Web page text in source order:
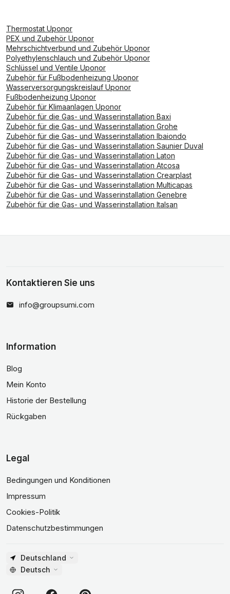
Thermostat Uponor
PEX und Zubehör Uponor
Mehrschichtverbund und Zubehör Uponor
Polyethylenschlauch und Zubehör Uponor
Schlüssel und Ventile Uponor
Zubehör für Fußbodenheizung Uponor
Wasserversorgungskreislauf Uponor
Fußbodenheizung Uponor
Zubehör für Klimaanlagen Uponor
Zubehör für die Gas- und Wasserinstallation Baxi
Zubehör für die Gas- und Wasserinstallation Grohe
Zubehör für die Gas- und Wasserinstallation Ibaiondo
Zubehör für die Gas- und Wasserinstallation Saunier Duval
Zubehör für die Gas- und Wasserinstallation Laton
Zubehör für die Gas- und Wasserinstallation Atcosa
Zubehör für die Gas- und Wasserinstallation Crearplast
Zubehör für die Gas- und Wasserinstallation Multicapas
Zubehör für die Gas- und Wasserinstallation Genebre
Zubehör für die Gas- und Wasserinstallation Italsan
Kontaktieren Sie uns
info@groupsumi.com
Information
Blog
Mein Konto
Historie der Bestellung
Rückgaben
Legal
Bedingungen und Konditionen
Impressum
Cookies-Politik
Datenschutzbestimmungen
Deutschland
Deutsch